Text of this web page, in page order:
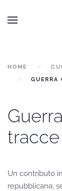
HOME
GUERRA
Un contributo
repubblicana,